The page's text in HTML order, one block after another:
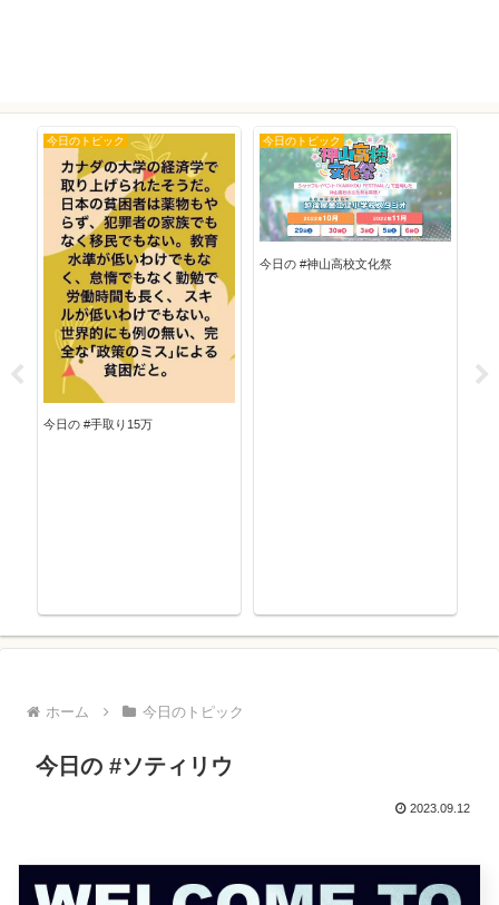
今日のトピック
今日の #手取り15万
今日のトピック
今日の #神山高校文化祭
今
ホーム 今日のトピック
今日の #ソティリウ
2023.09.12